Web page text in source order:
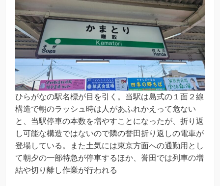
ひらがなの駅名標が目を引く。当駅は島式の１面２線
構造で朝のラッシュ時は人があふれかえって危ない
と、当駅停車の本数を増やすことになったが、折り返
し可能な構造ではないので隣の誉田折り返しの電車が
登場している。また土気には東京方面への通勤用とし
て朝夕の一部特急が停車するほか、誉田では列車の増
結や切り離し作業が行われる